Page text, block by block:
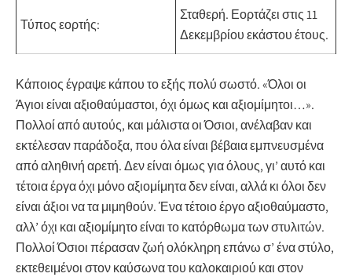
Τύπος εορτής:
Σταθερή. Εορτάζει στις 11
Δεκεμβρίου εκάστου έτους.
Κάποιος έγραψε κάπου το εξής πολύ σωστό. «Όλοι οι
Άγιοι είναι αξιοθαύμαστοι, όχι όμως και αξιομίμητοι…».
Πολλοί από αυτούς, και μάλιστα οι Όσιοι, ανέλαβαν και
εκτέλεσαν παράδοξα, που όλα είναι βέβαια εμπνευσμένα
από αληθινή αρετή. Δεν είναι όμως για όλους, γι’ αυτό και
τέτοια έργα όχι μόνο αξιομίμητα δεν είναι, αλλά κι όλοι δεν
είναι άξιοι να τα μιμηθούν. Ένα τέτοιο έργο αξιοθαύμαστο,
αλλ’ όχι και αξιομίμητο είναι το κατόρθωμα των στυλιτών.
Πολλοί Όσιοι πέρασαν ζωή ολόκληρη επάνω σ’ ένα στύλο,
εκτεθειμένοι στον καύσωνα του καλοκαιριού και στον